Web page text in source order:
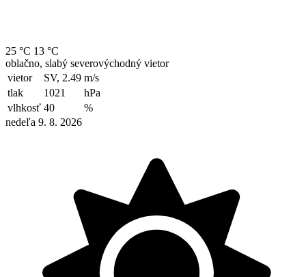
25 °C 13 °C
oblačno, slabý severovýchodný vietor
vietor
SV, 2.49 m/s
tlak
1021
hPa
vlhkosť 40
%
nedeľa 9. 8. 2026